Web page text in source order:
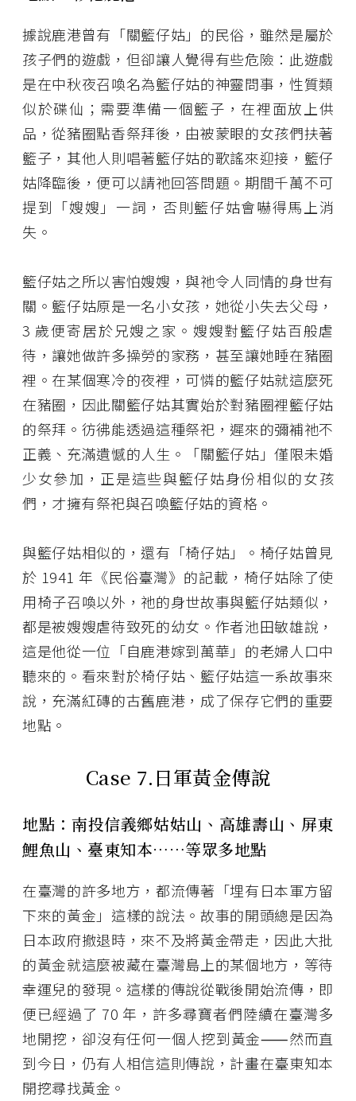
據說鹿港曾有「關籃仔姑」的民俗，雖然是屬於
孩子們的遊戲，但卻讓人覺得有些危險：此遊戲
是在中秋夜召喚名為籃仔姑的神靈問事，性質類
似於碟仙；需要準備一個籃子，在裡面放上供
品，從豬圈點香祭拜後，由被蒙眼的女孩們扶著
籃子，其他人則唱著籃仔姑的歌謠來迎接，籃仔
姑降臨後，便可以請祂回答問題。期間千萬不可
提到「嫂嫂」一詞，否則籃仔姑會嚇得馬上消
失。
籃仔姑之所以害怕嫂嫂，與祂令人同情的身世有
關。籃仔姑原是一名小女孩，她從小失去父母，
3 歲便寄居於兄嫂之家。嫂嫂對籃仔姑百般虐
待，讓她做許多操勞的家務，甚至讓她睡在豬圈
裡。在某個寒冷的夜裡，可憐的籃仔姑就這麼死
在豬圈，因此關籃仔姑其實始於對豬圈裡籃仔姑
的祭拜。彷彿能透過這種祭祀，遲來的彌補祂不
正義、充滿遺憾的人生。「關籃仔姑」僅限未婚
少女參加，正是這些與籃仔姑身份相似的女孩
們，才擁有祭祀與召喚籃仔姑的資格。
與籃仔姑相似的，還有「椅仔姑」。椅仔姑曾見
於 1941 年《民俗臺灣》的記載，椅仔姑除了使
用椅子召喚以外，祂的身世故事與籃仔姑類似，
都是被嫂嫂虐待致死的幼女。作者池田敏雄說，
這是他從一位「自鹿港嫁到萬華」的老婦人口中
聽來的。看來對於椅仔姑、籃仔姑這一系故事來
說，充滿紅磚的古舊鹿港，成了保存它們的重要
地點。
Case 7.日軍黃金傳說
地點：南投信義鄉姑姑山、高雄壽山、屏東
鯉魚山、臺東知本⋯⋯等眾多地點
在臺灣的許多地方，都流傳著「埋有日本軍方留
下來的黃金」這樣的說法。故事的開頭總是因為
日本政府撤退時，來不及將黃金帶走，因此大批
的黃金就這麼被藏在臺灣島上的某個地方，等待
幸運兒的發現。這樣的傳說從戰後開始流傳，即
便已經過了 70 年，許多尋寶者們陸續在臺灣多
地開挖，卻沒有任何一個人挖到黃金⸺然而直
到今日，仍有人相信這則傳說，計畫在臺東知本
開挖尋找黃金。